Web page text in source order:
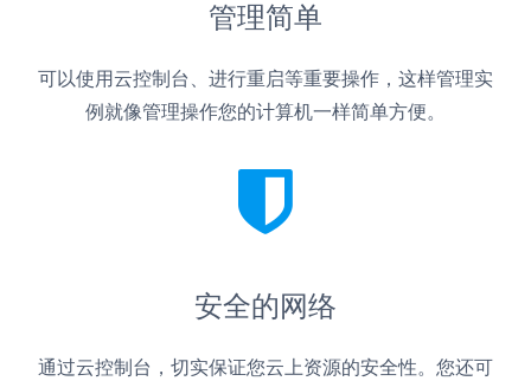
管理简单
可以使用云控制台、进行重启等重要操作，这样管理实
例就像管理操作您的计算机一样简单方便。
安全的网络
通过云控制台，切实保证您云上资源的安全性。您还可